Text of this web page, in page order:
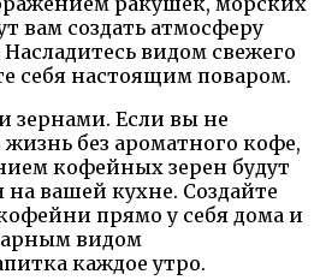
вам создать атмосферу
видом свежего
себя настоящим поваром.
зернами. Если вы не
без ароматного кофе,
кофейных зерен будут
на вашей кухне. Создайте
прямо у себя дома и
видом
каждое утро.